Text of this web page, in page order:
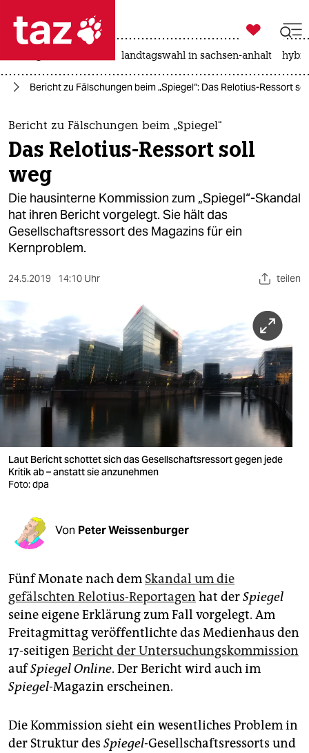
 taz zahl ich
taz zahl ich
themen
politik
öko
gesellschaft
kultur
sport
berlin
nord
wahrheit
verlag
veranstaltungen
shop
unterstützen
genossenschaft
epaper login

taz zahl ich
landtagswahl in sachsen-anhalt
Bericht zu Fälschungen beim „Spiegel“: Das Relotius-Ressort
Bericht zu Fälschungen beim „Spiegel“
Das Relotius-Ressort soll
weg
Die hausinterne Kommission zum „Spiegel“-Skandal
hat ihren Bericht vorgelegt. Sie hält das
Gesellschaftsressort des Magazins für ein
Kernproblem.
24.5.2019 14:10 Uhr teilen
Laut Bericht schottet sich das Gesellschaftsressort gegen jede
Kritik ab – anstatt sie anzunehmen
Foto: dpa
Von Peter Weissenburger
Fünf Monate nach dem Skandal um die
gefälschten Relotius-Reportagen hat derSpiegel
seine eigene Erklärung zum Fall vorgelegt. Am
Freitagmittag veröffentlichte das Medienhaus den
17-seitigen Bericht der Untersuchungskommission
aufSpiegel Online. Der Bericht wird auch im
Spiegel-Magazin erscheinen.
Die Kommission sieht ein wesentliches Problem in
der Struktur des Spiegel-Gesellschaftsressorts und